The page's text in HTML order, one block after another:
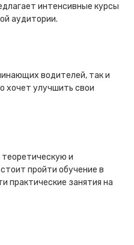
интенсивные курсы
аудитории.
водителей, так и
хочет улучшить свои
и
пройти обучение в
практические занятия на